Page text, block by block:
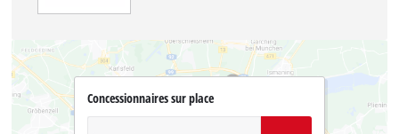
Concessionnaires sur place